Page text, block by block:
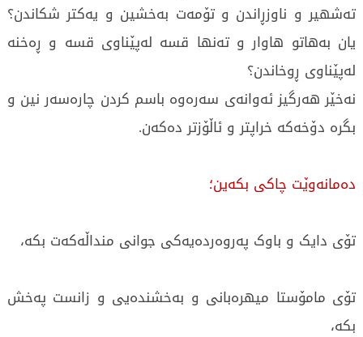
تەشهیر و ناوزڕاندن و تۆمەت بەخشین و یەکتر شکاندن؟
یان بەهاتو هاوار و تەنها قسە لەپێناوی قسە و ڕەخنە
لەپێناوی ڕوخاندن؟
نەخێر هەرگیز ئەوانەی سەرەوە باسم کردن چارەسەر نین و
بگرە دۆخەکە خراپتر و ئاڵۆزتر دەکەن.
دەمانەوێت چاکی بکەین؛
تۆی دایک و باوک پەروەردەیەکی جوانی منداڵەکەت بکە،
تۆی مامۆستا میهرەبانی و بەخشندەیی و زانست پەخش
بکە،